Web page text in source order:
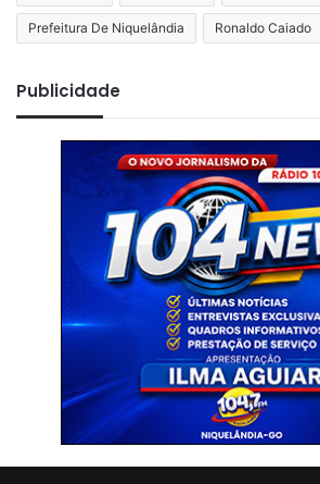
Prefeitura De Niquelândia Ronaldo Caiado
Publicidade